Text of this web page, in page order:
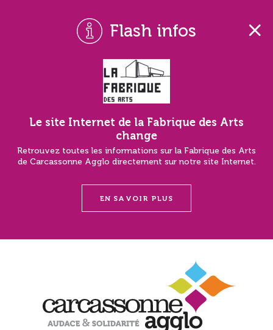
Flash infos
Le site Internet de la Fabrique des Arts
change
Retrouvez toutes les informations sur la Fabrique des Arts
de Carcassonne Agglo directement sur notre site Internet.
EN SAVOIR PLUS